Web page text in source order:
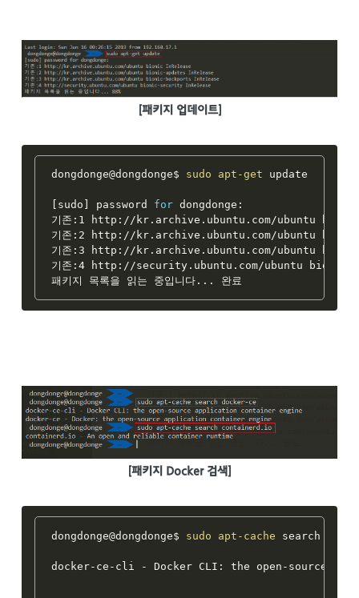
[패키지 업데이트]
dongdonge@dongdonge$ sudo apt-get update
sudo password for dongdonge:
기존:1 http://kr.archive.ubuntu.com/ubuntu
기존:2 http://kr.archive.ubuntu.com/ubuntu
기존:3 http://kr.archive.ubuntu.com/ubuntu
기존:4 http://security.ubuntu.com/ubuntu bionic-
패키지 목록을 읽는 중입니다 ..
[패키지 Docker 검색]
dongdonge@dongdonge$ sudo apt-cache search
docker-ce-cli - Docker CLI: the open-source